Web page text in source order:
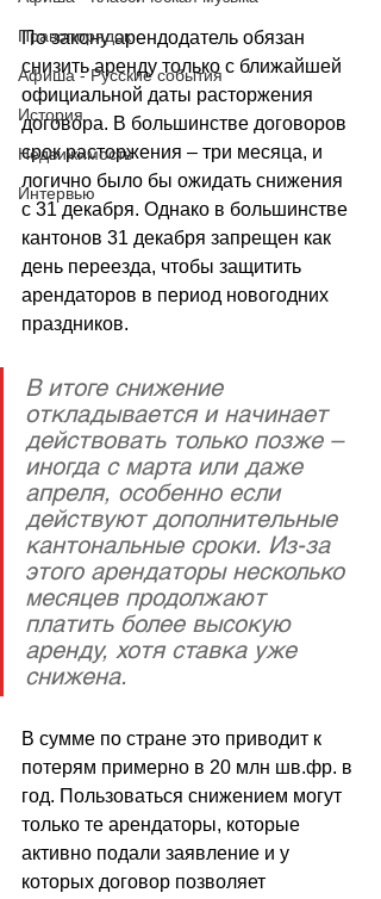
Правопорядок
Афиша - Русские события
История
Недвижимость
Интервью
По закону арендодатель обязан
снизить аренду только с ближайшей
официальной даты расторжения
договора. В большинстве договоров
срок расторжения – три месяца, и
логично было бы ожидать снижения
с 31 декабря. Однако в большинстве
кантонов 31 декабря запрещен как
день переезда, чтобы защитить
арендаторов в период новогодних
праздников.
В итоге снижение
откладывается и начинает
действовать только позже –
иногда с марта или даже
апреля, особенно если
действуют дополнительные
кантональные сроки. Из-за
этого арендаторы несколько
месяцев продолжают
платить более высокую
аренду, хотя ставка уже
снижена.
В сумме по стране это приводит к
потерям примерно в 20 млн шв.фр. в
год. Пользоваться снижением могут
только те арендаторы, которые
активно подали заявление и у
которых договор позволяет